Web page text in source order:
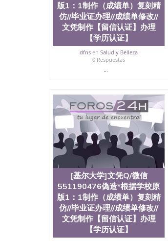
版1：1制作（成绩单）复刻精
仿//毕业证办理//成绩单修改//
文凭制作【留信认证】办理
【学历认证】
dfns enSalud y Belleza
0 Respuestas
...
[基尔大学]文凭Q/微信
551190476偽造*根据学校原
版1：1制作（成绩单）复刻精
仿//毕业证办理//成绩单修改//
文凭制作【留信认证】办理
【学历认证】